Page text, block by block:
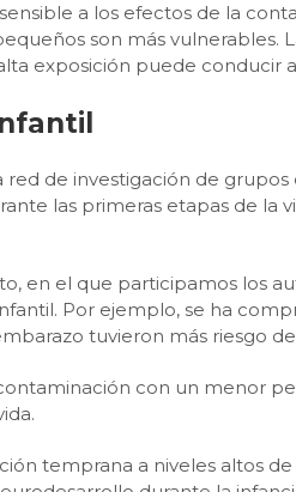
a los efectos de la
son más
exposición puede
red de investigación de
las primeras etapas de la
en el que participamos los
Por ejemplo, se ha
tuvieron más riesgo
con un menor
temprana a niveles altos